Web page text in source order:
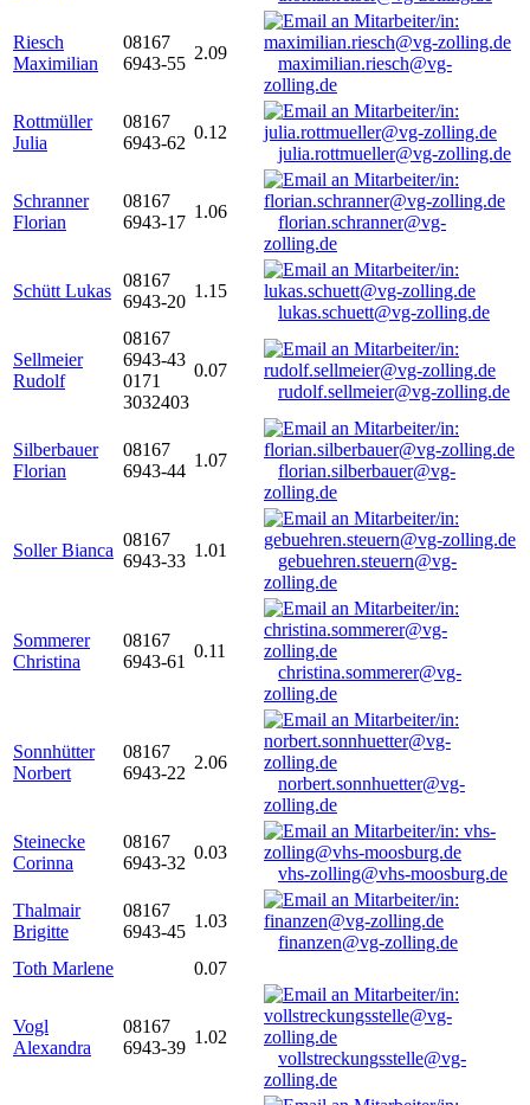
Riesch
Maximilian
08167
6943-55
2.09
maximilian.riesch@vg-
zolling.de
Rottmüller
Julia
08167
6943-62
0.12
julia.rottmueller@vg-zolling.de
Schranner
Florian
08167
6943-17
1.06
florian.schranner@vg-
zolling.de
Schütt Lukas
08167
6943-20
1.15
lukas.schuett@vg-zolling.de
Sellmeier
Rudolf
08167
6943-43
0171
3032403
0.07
rudolf.sellmeier@vg-zolling.de
Silberbauer
Florian
08167
6943-44
1.07
florian.silberbauer@vg-
zolling.de
Soller Bianca
08167
6943-33
1.01
gebuehren.steuern@vg-
zolling.de
Sommerer
Christina
08167
6943-61
0.11
christina.sommerer@vg-
zolling.de
Sonnhütter
Norbert
08167
6943-22
2.06
norbert.sonnhuetter@vg-
zolling.de
Steinecke
Corinna
08167
6943-32
0.03
vhs-zolling@vhs-moosburg.de
Thalmair
Brigitte
08167
6943-45
1.03
finanzen@vg-zolling.de
Toth Marlene
0.07
Vogl
Alexandra
08167
6943-39
1.02
vollstreckungsstelle@vg-
zolling.de